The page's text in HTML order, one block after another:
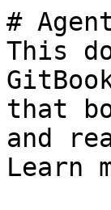
#
This
that
and
Learn